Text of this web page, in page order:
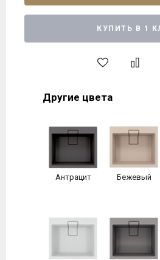
КУПИТЬ В 1
Другие цвета
Антрацит Бежевый